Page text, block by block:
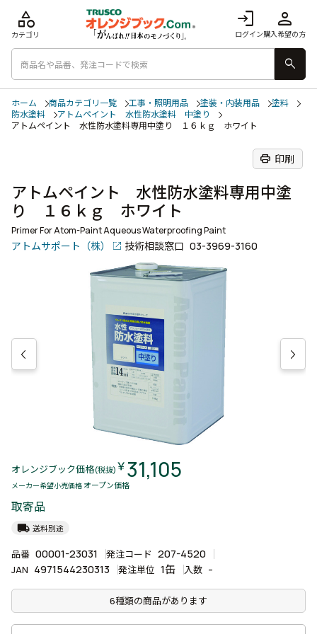
login
ログイン
person
購入希望の方
category
カテゴリ
search
ホーム 商品カテゴリ一覧 工事・照明用品 塗装・内装用品
塗料
防水塗料
アトムペイント 水性防水塗料 中塗り
アトムペイント 水性防水塗料専用中塗り １６ｋｇ ホワイト
print 印刷
アトムペイント 水性防水塗料専用中塗
り １６ｋｇ ホワイト
Primer For Atom-Paint Aqueous Waterproofing Paint
アトムサポート（株） 技術相談窓口 03-3969-3160
オレンジブック価格(税抜) ￥31,105
メーカー希望小売価格 オープン価格
取寄品
local_shipping 送料別途
品番 00001-23031 発注コード 207-4520
JAN 4971544230313 発注単位 1缶 入数 -
6種類の商品があります